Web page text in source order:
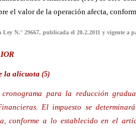
el valor de la operación afecta,
Ley N.° 29667, publicada el20.2.2011 y vigentea
la alícuota (5)
cronograma para la reducción
El impuesto se
conforme a lo establecido en el